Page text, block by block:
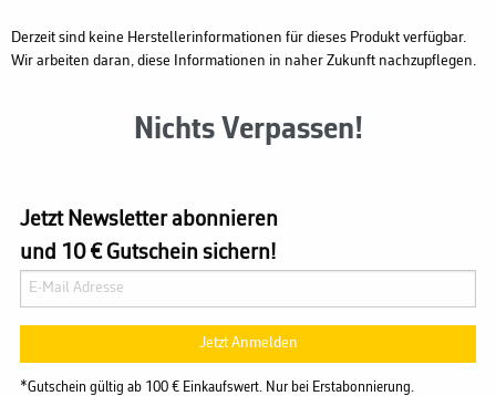
Derzeit sind keine Herstellerinformationen für dieses Produkt verfügbar.
Wir arbeiten daran, diese Informationen in naher Zukunft nachzupflegen.
Nichts Verpassen!
Jetzt Newsletter abonnieren
und 10 € Gutschein sichern!
Jetzt Anmelden
*Gutschein gültig ab 100 € Einkaufswert. Nur bei Erstabonnierung.